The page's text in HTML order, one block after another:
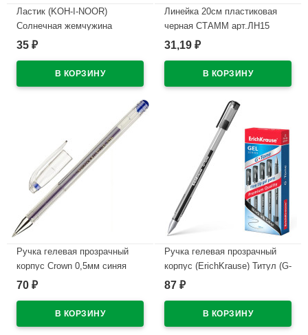
Ластик (KOH-I-NOOR)
Солнечная жемчужина
(Sunpearl) 60*13мм
35 ₽
Линейка 20см пластиковая
черная СТАММ арт.ЛН15
В наличии
31,19 ₽
Ручка гелевая прозрачный
корпус Crown 0,5мм синяя
В наличии
70 ₽
Ручка гелевая прозрачный
корпус (ErichKrause) Титул (G-
TONE) черный, 0,5мм
87 ₽